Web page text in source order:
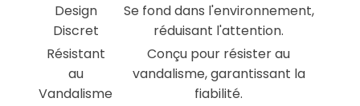
Design
Discret
Se fond dans l'environnement,
réduisant l'attention.
Résistant
au
Vandalisme
Conçu pour résister au
vandalisme, garantissant la
fiabilité.